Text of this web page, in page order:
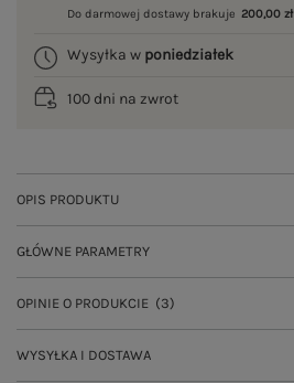
Do darmowej dostawy brakuje 200,00 zł
Wysyłka w poniedziałek
100 dni na zwrot
OPIS PRODUKTU
GŁÓWNE PARAMETRY
OPINIE O PRODUKCIE (3)
WYSYŁKA I DOSTAWA